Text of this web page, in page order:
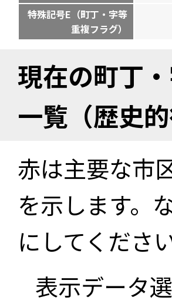
特殊記号E（町丁・字等
重複フラグ）
現在の町丁
一覧（歴史
赤は主要な市
を示します。
にしてください
表示データ